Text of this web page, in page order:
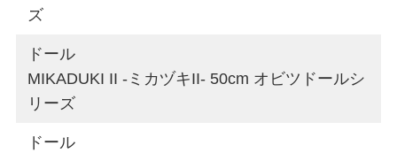
ズ
ドール
MIKADUKI II -ミカヅキII- 50cm オビツドールシ
リーズ
ドール